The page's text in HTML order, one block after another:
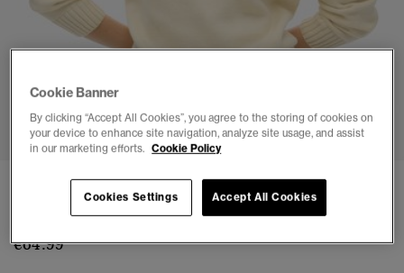
3 5 6
Pull Ras du Cou Tricoté Slouchy
(5)
€64.99
Cookie Banner
By clicking “Accept All Cookies”, you agree to the storing of cookies on
your device to enhance site navigation, analyze site usage, and assist
in our marketing efforts. Cookie Policy
Cookies Settings Accept All Cookies